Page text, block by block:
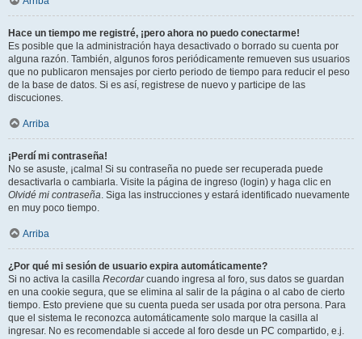
Hace un tiempo me registré, ¡pero ahora no puedo conectarme!
Es posible que la administración haya desactivado o borrado su cuenta por
alguna razón. También, algunos foros periódicamente remueven sus usuarios
que no publicaron mensajes por cierto periodo de tiempo para reducir el peso
de la base de datos. Si es así, registrese de nuevo y participe de las
discuciones.
Arriba
¡Perdí mi contraseña!
No se asuste, ¡calma! Si su contraseña no puede ser recuperada puede
desactivarla o cambiarla. Visite la página de ingreso (login) y haga clic en
Olvidé mi contraseña. Siga las instrucciones y estará identificado nuevamente
en muy poco tiempo.
Arriba
¿Por qué mi sesión de usuario expira automáticamente?
Si no activa la casilla Recordarcuando ingresa al foro, sus datos se guardan
en una cookie segura, que se elimina al salir de la página o al cabo de cierto
tiempo. Esto previene que su cuenta pueda ser usada por otra persona. Para
que el sistema le reconozca automáticamente solo marque la casilla al
ingresar. No es recomendable si accede al foro desde un PC compartido, e.j.